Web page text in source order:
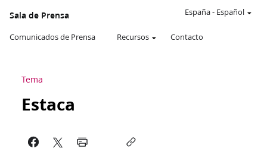
Sala de Prensa
Comunicados de Prensa Recursos Contacto
España- Español
Tema
Estaca